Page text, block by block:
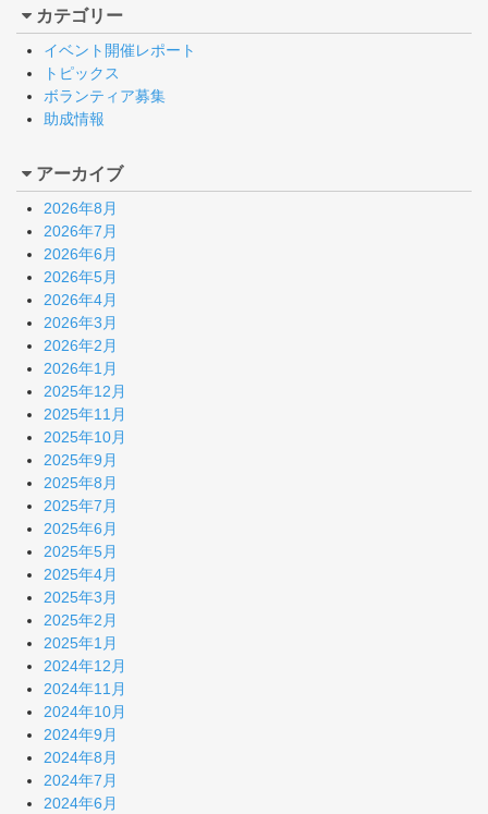
カテゴリー
イベント開催レポート
トピックス
ボランティア募集
助成情報
アーカイブ
2026年8月
2026年7月
2026年6月
2026年5月
2026年4月
2026年3月
2026年2月
2026年1月
2025年12月
2025年11月
2025年10月
2025年9月
2025年8月
2025年7月
2025年6月
2025年5月
2025年4月
2025年3月
2025年2月
2025年1月
2024年12月
2024年11月
2024年10月
2024年9月
2024年8月
2024年7月
2024年6月